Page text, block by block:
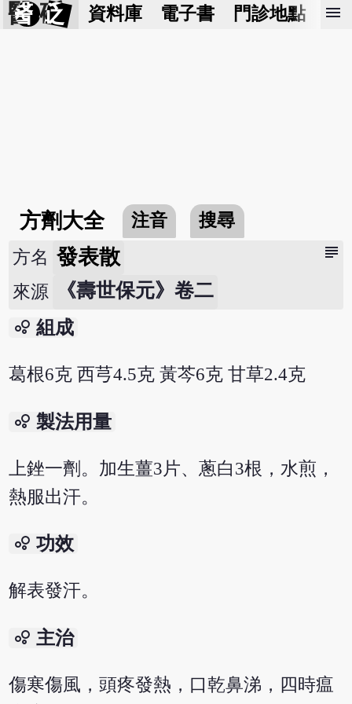
醫 砭 資料庫 電子書 門診地點 預
menu
方劑大全 注音 搜尋
subject
方名 發表散
來源 《壽世保元》卷二
bubble_chart 組成
葛根6克 西芎4.5克 黃芩6克 甘草2.4克
bubble_chart 製法用量
上銼一劑。加生薑3片、蔥白3根，水煎，
熱服出汗。
bubble_chart 功效
解表發汗。
bubble_chart 主治
傷寒傷風，頭疼發熱，口乾鼻涕，四時瘟